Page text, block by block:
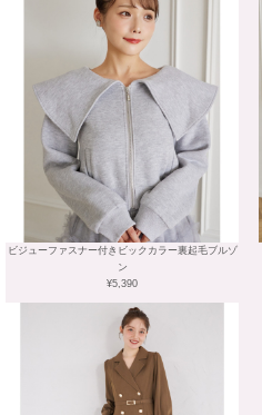
ビジューファスナー付きビックカラー裏起毛ブルゾ
ン
¥5,390